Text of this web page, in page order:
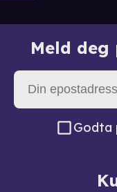
Meld
Godta